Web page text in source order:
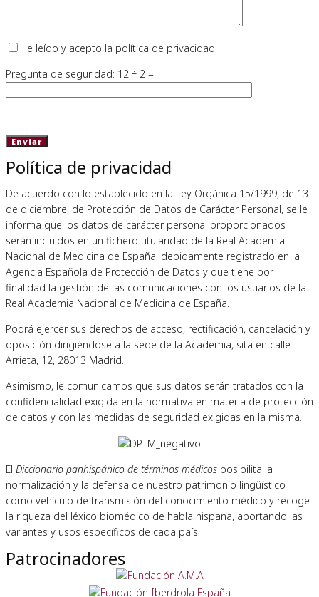
He leído y acepto la política de privacidad.
Pregunta de seguridad: 12 ÷ 2 =
Política de privacidad
De acuerdo con lo establecido en la Ley Orgánica 15/1999, de 13
de diciembre, de Protección de Datos de Carácter Personal, se le
informa que los datos de carácter personal proporcionados
serán incluidos en un fichero titularidad de la Real Academia
Nacional de Medicina de España, debidamente registrado en la
Agencia Española de Protección de Datos y que tiene por
finalidad la gestión de las comunicaciones con los usuarios de la
Real Academia Nacional de Medicina de España.
Podrá ejercer sus derechos de acceso, rectificación, cancelación y
oposición dirigiéndose a la sede de la Academia, sita en calle
Arrieta, 12, 28013 Madrid.
Asimismo, le comunicamos que sus datos serán tratados con la
confidencialidad exigida en la normativa en materia de protección
de datos y con las medidas de seguridad exigidas en la misma.
El Diccionario panhispánico de términos médicos posibilita la
normalización y la defensa de nuestro patrimonio lingüístico
como vehículo de transmisión del conocimiento médico y recoge
la riqueza del léxico biomédico de habla hispana, aportando las
variantes y usos específicos de cada país.
Patrocinadores